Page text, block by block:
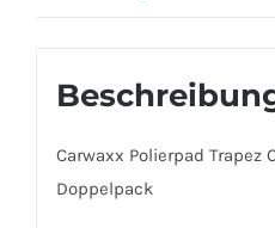
Carwaxx Polierpad Trapez
Doppelpack